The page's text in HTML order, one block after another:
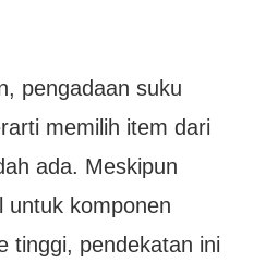
pengadaan suku
memilih item dari
ada. Meskipun
untuk komponen
tinggi, pendekatan ini